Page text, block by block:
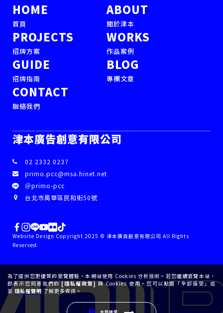
津本廣告創意有限公司
02 2332 0237
primo.pcc@msa.hinet.net
＠primo-pcc
台北市萬華區民和街50號
HOME
首頁
ABOUT
關於津本
PROJECTS
招牌方案
WORKS
作品案例
GUIDE
招牌指南
BLOG
專欄文章
CONTACT
聯絡我們
Website Design Copyright 2025 © 津本廣告創意有限公司 All Rights
Reserved.
為了提供您更優質的瀏覽體驗，本網站使用 Cookies 分析技術。若您繼續瀏覽本站，
即表示您同意我們的 [隱私權政策] 與 Cookies 使用。您可以點選「全部接受」或
至 隱私權聲明 了解更多資訊。
全部接受